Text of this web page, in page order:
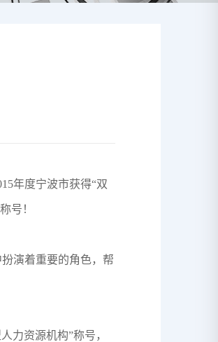
年度宁波市获得“双
号！
演着重要的角色，帮
力资源机构”称号，